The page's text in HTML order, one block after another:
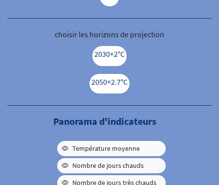
choisir les horizons de projection
2030+2°C
2050+2.7°C
Panorama d'indicateurs
Indicateur caché
Température moyenne
Indicateur caché
Nombre de jours chauds
Indicateur caché
Nombre de jours très chauds